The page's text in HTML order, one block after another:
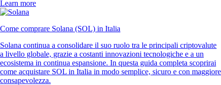
Learn more
Come comprare Solana (SOL) in Italia
Solana continua a consolidare il suo ruolo tra le principali criptovalute
a livello globale, grazie a costanti innovazioni tecnologiche e a un
ecosistema in continua espansione. In questa guida completa scoprirai
come acquistare SOL in Italia in modo semplice, sicuro e con maggiore
consapevolezza.